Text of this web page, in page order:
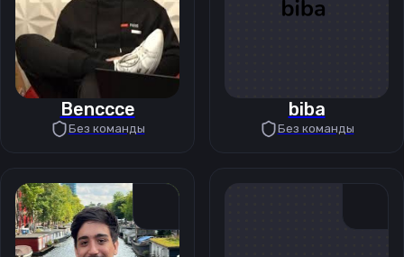
Benccce
Без команды
biba
Без команды